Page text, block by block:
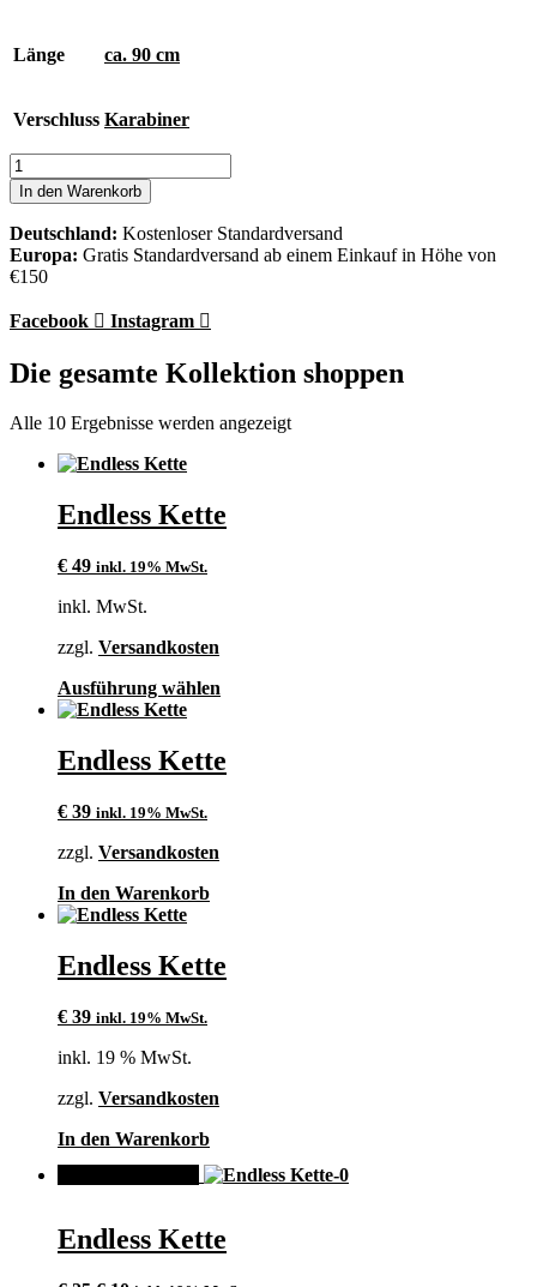
Länge ca. 90 cm
Verschluss Karabiner
Endless
Kette
Menge
In den Warenkorb
Deutschland: Kostenloser Standardversand
Europa: Gratis Standardversand ab einem Einkauf in Höhe von
€150
Facebook Instagram
Die gesamte Kollektion shoppen
Alle 10 Ergebnisse werden angezeigt
Endless Kette
€ 49 inkl. 19% MwSt.
inkl. MwSt.
zzgl. Versandkosten
Ausführung wählen
Varianten
werden
Endless Kette
€ 39 inkl. 19% MwSt.
zzgl. Versandkosten
In den Warenkorb
Endless Kette
€ 39 inkl. 19% MwSt.
inkl. 19 % MwSt.
zzgl. Versandkosten
In den Warenkorb
Endless Kette